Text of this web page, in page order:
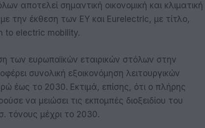
αποτελεί σημαντική οικονομική και κλιματική
την έκθεση των EY και Eurelectric, με τίτλο,
to electric mobility.
των ευρωπαϊκών εταιρικών στόλων στην
συνολική εξοικονόμηση λειτουργικών
έως το 2030. Εκτιμά, επίσης, ότι ο πλήρης
να μειώσει τις εκπομπές διοξειδίου του
τόνους μέχρι το 2030.